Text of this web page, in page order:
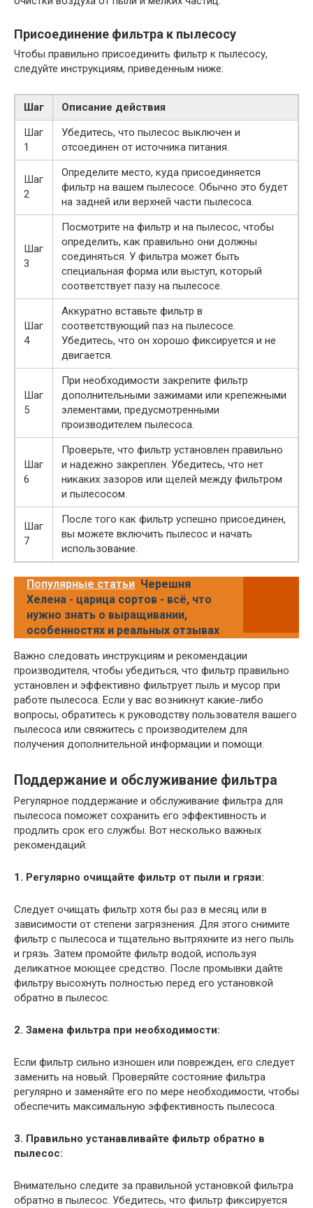
Присоединение фильтра к пылесосу
Чтобы правильно присоединить фильтр к пылесосу,
следуйте инструкциям, приведенным ниже:
Шаг
Описание действия
Шаг
1
Убедитесь, что пылесос выключен и
отсоединен от источника питания.
Шаг
2
Определите место, куда присоединяется
фильтр на вашем пылесосе. Обычно это будет
на задней или верхней части пылесоса.
Шаг
3
Посмотрите на фильтр и на пылесос, чтобы
определить, как правильно они должны
соединяться. У фильтра может быть
специальная форма или выступ, который
соответствует пазу на пылесосе.
Шаг
4
Аккуратно вставьте фильтр в
соответствующий паз на пылесосе.
Убедитесь, что он хорошо фиксируется и не
двигается.
Шаг
5
При необходимости закрепите фильтр
дополнительными зажимами или крепежными
элементами, предусмотренными
производителем пылесоса.
Шаг
6
Проверьте, что фильтр установлен правильно
и надежно закреплен. Убедитесь, что нет
никаких зазоров или щелей между фильтром
и пылесосом.
Шаг
7
После того как фильтр успешно присоединен,
вы можете включить пылесос и начать
использование.
Популярные статьи Черешня
Хелена - царица сортов - всё, что
нужно знать о выращивании,
особенностях и реальных отзывах
Важно следовать инструкциям и рекомендации
производителя, чтобы убедиться, что фильтр правильно
установлен и эффективно фильтрует пыль и мусор при
работе пылесоса. Если у вас возникнут какие-либо
вопросы, обратитесь к руководству пользователя вашего
пылесоса или свяжитесь с производителем для
получения дополнительной информации и помощи.
Поддержание и обслуживание фильтра
Регулярное поддержание и обслуживание фильтра для
пылесоса поможет сохранить его эффективность и
продлить срок его службы. Вот несколько важных
рекомендаций:
1. Регулярно очищайте фильтр от пыли и грязи:
Следует очищать фильтр хотя бы раз в месяц или в
зависимости от степени загрязнения. Для этого снимите
фильтр с пылесоса и тщательно вытряхните из него пыль
и грязь. Затем промойте фильтр водой, используя
деликатное моющее средство. После промывки дайте
фильтру высохнуть полностью перед его установкой
обратно в пылесос.
2. Замена фильтра при необходимости:
Если фильтр сильно изношен или поврежден, его следует
заменить на новый. Проверяйте состояние фильтра
регулярно и заменяйте его по мере необходимости, чтобы
обеспечить максимальную эффективность пылесоса.
3. Правильно устанавливайте фильтр обратно в
пылесос:
Внимательно следите за правильной установкой фильтра
обратно в пылесос. Убедитесь, что фильтр фиксируется